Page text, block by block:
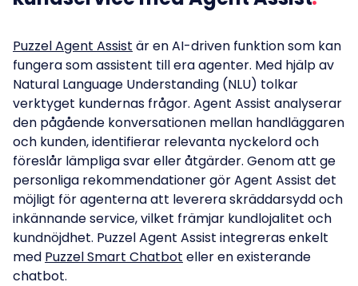
Puzzel Agent Assist är en AI-driven funktion som kan
fungera som assistent till era agenter. Med hjälp av
Natural Language Understanding (NLU) tolkar
verktyget kundernas frågor. Agent Assist analyserar
den pågående konversationen mellan handläggaren
och kunden, identifierar relevanta nyckelord och
föreslår lämpliga svar eller åtgärder. Genom att ge
personliga rekommendationer gör Agent Assist det
möjligt för agenterna att leverera skräddarsydd och
inkännande service, vilket främjar kundlojalitet och
kundnöjdhet. Puzzel Agent Assist integreras enkelt
med Puzzel Smart Chatbot eller en existerande
chatbot.